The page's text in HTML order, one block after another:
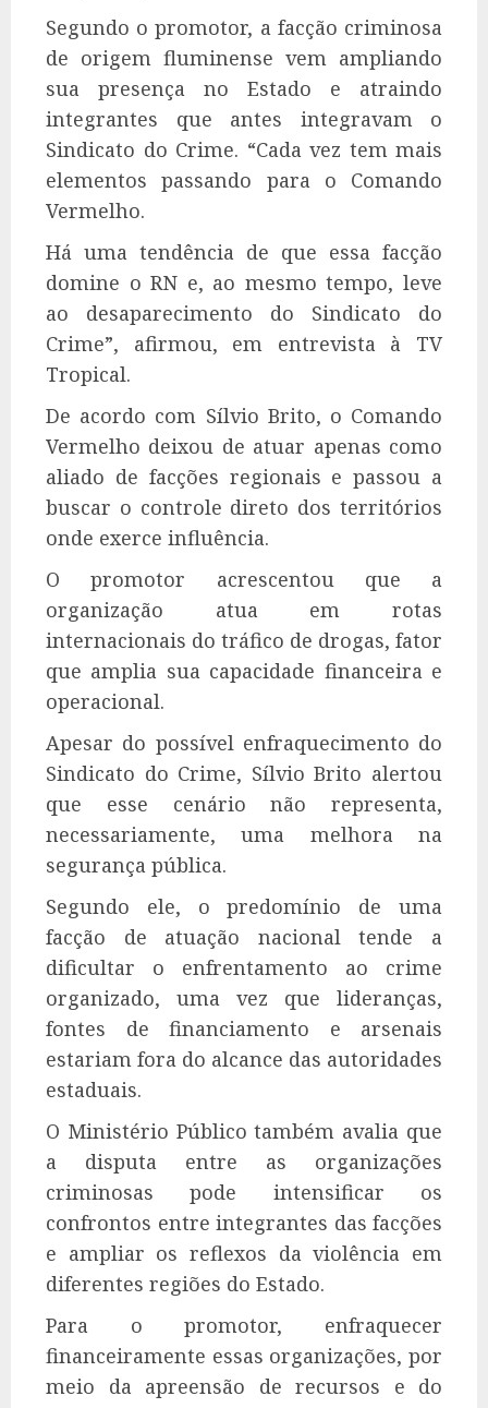
Segundo o promotor, a facção criminosa
de origem fluminense vem ampliando
sua presença no Estado e atraindo
integrantes que antes integravam o
Sindicato do Crime. “Cada vez tem mais
elementos passando para o Comando
Vermelho.
Há uma tendência de que essa facção
domine o RN e, ao mesmo tempo, leve
ao desaparecimento do Sindicato do
Crime”, afirmou, em entrevista à TV
Tropical.
De acordo com Sílvio Brito, o Comando
Vermelho deixou de atuar apenas como
aliado de facções regionais e passou a
buscar o controle direto dos territórios
onde exerce influência.
O promotor acrescentou que a
organização atua em rotas
internacionais do tráfico de drogas, fator
que amplia sua capacidade financeira e
operacional.
Apesar do possível enfraquecimento do
Sindicato do Crime, Sílvio Brito alertou
que esse cenário não representa,
necessariamente, uma melhora na
segurança pública.
Segundo ele, o predomínio de uma
facção de atuação nacional tende a
dificultar o enfrentamento ao crime
organizado, uma vez que lideranças,
fontes de financiamento e arsenais
estariam fora do alcance das autoridades
estaduais.
O Ministério Público também avalia que
a disputa entre as organizações
criminosas pode intensificar os
confrontos entre integrantes das facções
e ampliar os reflexos da violência em
diferentes regiões do Estado.
Para o promotor, enfraquecer
financeiramente essas organizações, por
meio da apreensão de recursos e do